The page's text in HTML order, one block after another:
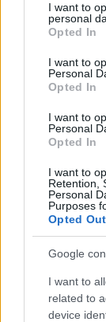
not limited to
grant or deny
use your data
consent section.
I want to
personal
Opted In
I want to
Personal
Opted In
I want to
Personal
Opted In
I want to
Retention,
Personal
Purposes
Opted Out
Google
I want to
related to
device
El hijo del actor
GENTE
Bárbara
Senado:
Bárbara Rey ha